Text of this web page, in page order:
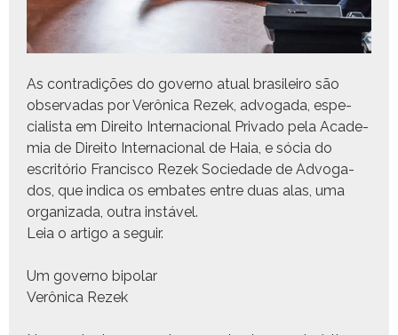
As con­tradições do gov­er­no atu­al brasileiro são
obser­vadas por Verôni­ca Rezek, advo­ga­da, espe­
cial­ista em Dire­ito Inter­na­cional Pri­va­do pela Acad­e­
mia de Dire­ito Inter­na­cional de Haia, e sócia do
escritório Fran­cis­co Rezek Sociedade de Advo­ga­
dos, que indi­ca os embat­es entre duas alas, uma
orga­ni­za­da, out­ra instável.
Leia o arti­go a seguir.
Um gov­er­no bipolar
Verôni­ca Rezek